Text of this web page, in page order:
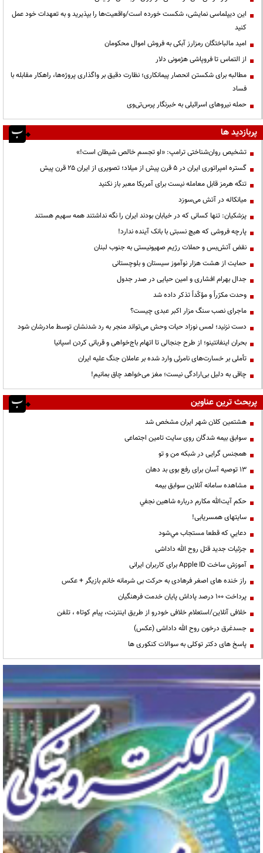
این دیپلماسی نمایشی، شکست خورده است/واقعیت‌ها را بپذیرید و به تعهدات خود عمل
کنید
امید مالباختگان رمزارز آبکی به فروش اموال محکومان
از التماس تا فروپاشی هژمونی دلار
مطالبه برای شکستن انحصار پیمانکاری؛ نظارت دقیق بر واگذاری پروژه‌ها، راهکار مقابله با
فساد
حمله نیروهای اسرائیلی به خبرنگار پرس‌تی‌وی
پربازدید ها
تشخیص روان‌شناختی ترامپ: «او تجسم خالص شیطان است!»
گستره امپراتوری ایران در ۵ قرن پیش از میلاد؛ تصویری از ایران ۲۵ قرن پیش
تنگه هرمز قابل معامله نیست برای آمریکا معبر باز نکنید
میانکاله در آتش می‌سوزد
پزشکیان: تنها کسانی که در خیابان بودند ایران را نگه نداشتند همه سهیم هستند
پارچه فروشی که هیچ نسبتی با بانک آینده ندارد!
نقض آتش‌بس و حملات رژیم صهیونیستی به جنوب لبنان
حمایت از هشت هزار نوآموز سیستان و بلوچستانی
جدال بهرام افشاری و امین حیایی در صدر جدول
وحدت مکرّراً و مؤکّداً تذکر داده شد
ماجرای نصب سنگ مزار اکبر عبدی چیست؟
دست نزنید؛ لمس نوزاد حیات وحش می‌تواند منجر به رد شدنشان توسط مادرشان شود
بحران اینفانتینو؛ از طرح جنجالی تا اتهام باج‌خواهی و قربانی کردن اسپانیا
تأملی بر خسارت‌های نامرئی وارد شده بر عاملان جنگ علیه ایران
چاقی به دلیل بی‌ارادگی نیست؛ مغز می‌خواهد چاق بمانیم!
پربحث ترین عناوین
هشتمین کلان شهر ایران مشخص شد
سوابق بیمه شدگان روی سایت تامین اجتماعی
همجنس گرایی در شبکه من و تو
13 توصیه آسان برای رفع بوی بد دهان
مشاهده سامانه آنلاين سوابق بیمه
حكم آيت‌الله مكارم درباره شاهين نجفي
سایتهای همسریابی!
دعايي كه قطعا مستجاب مي‌شود
جزئیات جدید قتل روح الله داداشی
آموزش ساخت Apple ID برای کاربران ایرانی
راز خنده های اصغر فرهادی به حرکت بی شرمانه خانم بازیگر + عکس
پرداخت ۱۰۰ درصد پاداش پایان خدمت فرهنگیان
خلافی آنلاین/استعلام خلافی خودرو از طریق اینترنت، پیام کوتاه ، تلفن
جسدغرق درخون روح الله داداشی (عکس)
پاسخ های دکتر توکلی به سوالات کنکوری ها